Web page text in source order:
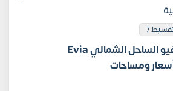
7
قرية ايفيا ماونتن فيو الساحل الشمالي Evia